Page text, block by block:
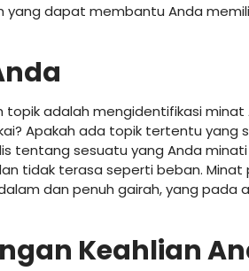
yang dapat membantu Anda
adalah mengidentifikasi minat
Apakah ada topik tertentu yang
tentang sesuatu yang Anda
tidak terasa seperti beban. Minat
dan penuh gairah, yang pada
Keahlian